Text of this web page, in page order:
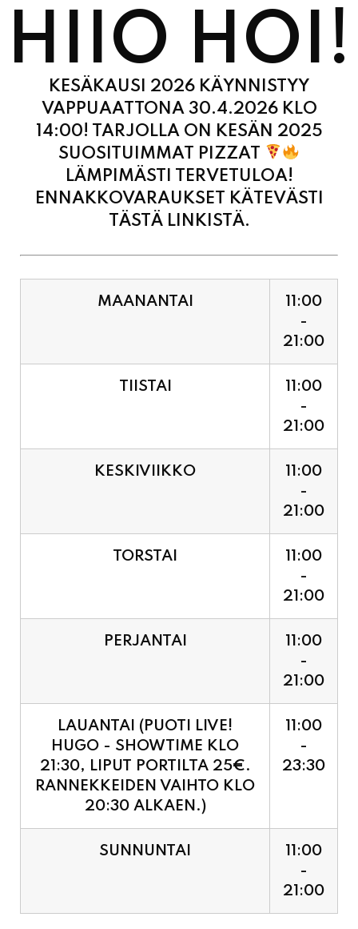
HIIO HOI!
KESÄKAUSI 2026 KÄYNNISTYY
VAPPUAATTONA 30.4.2026 KLO
14:00! TARJOLLA ON KESÄN 2025
SUOSITUIMMAT PIZZAT
LÄMPIMÄSTI TERVETULOA!
ENNAKKOVARAUKSET KÄTEVÄSTI
TÄSTÄ LINKISTÄ.
MAANANTAI
11:00
-
21:00
TIISTAI
11:00
-
21:00
KESKIVIIKKO
11:00
-
21:00
TORSTAI
11:00
-
21:00
PERJANTAI
11:00
-
21:00
LAUANTAI (PUOTI LIVE!
HUGO - SHOWTIME KLO
21:30, LIPUT PORTILTA 25€.
RANNEKKEIDEN VAIHTO KLO
20:30 ALKAEN.)
11:00
-
23:30
SUNNUNTAI
11:00
-
21:00